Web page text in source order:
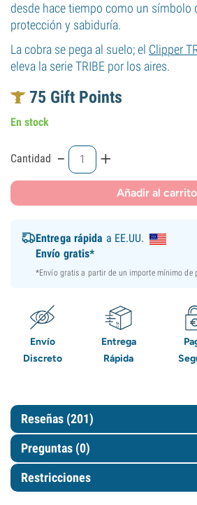
desde hace tiempo como un símbolo
protección y sabiduría.
La cobra se pega al suelo; el Clipper
eleva la serie TRIBE por los aires.
75 Gift Points
En stock
Cantidad - +
Añadir al carrito
Entrega rápida a EE.UU.
Envío gratis*
*Envío gratis a partir de un importe mínimo de
Envío
Discreto
Entrega
Rápida
Reseñas (201)
Preguntas (0)
Restricciones